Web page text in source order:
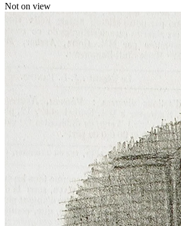
Not on view